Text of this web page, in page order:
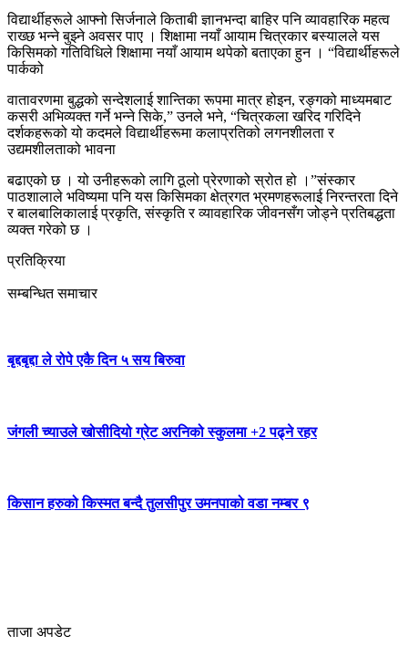
विद्यार्थीहरूले आफ्नो सिर्जनाले किताबी ज्ञानभन्दा बाहिर पनि व्यावहारिक महत्व
राख्छ भन्ने बुझ्ने अवसर पाए । शिक्षामा नयाँ आयाम चित्रकार बस्यालले यस
किसिमको गतिविधिले शिक्षामा नयाँ आयाम थपेको बताएका हुन । “विद्यार्थीहरूले
पार्कको
वातावरणमा बुद्धको सन्देशलाई शान्तिका रूपमा मात्र होइन, रङ्गको माध्यमबाट
कसरी अभिव्यक्त गर्ने भन्ने सिके,” उनले भने, “चित्रकला खरिद गरिदिने
दर्शकहरूको यो कदमले विद्यार्थीहरूमा कलाप्रतिको लगनशीलता र
उद्यमशीलताको भावना
बढाएको छ । यो उनीहरूको लागि ठूलो प्रेरणाको स्रोत हो ।”संस्कार
पाठशालाले भविष्यमा पनि यस किसिमका क्षेत्रगत भ्रमणहरूलाई निरन्तरता दिने
र बालबालिकालाई प्रकृति, संस्कृति र व्यावहारिक जीवनसँग जोड्ने प्रतिबद्धता
व्यक्त गरेको छ ।
प्रतिक्रिया
सम्बन्धित समाचार
बृद्दबृद्दा ले रोपे एकै दिन ५ सय बिरुवा
जंगली च्याउले खोसीदियो ग्रेट अरनिको स्कुलमा +2 पढ्ने रहर
किसान हरुको किस्मत बन्दै तुलसीपुर उमनपाको वडा नम्बर ९
ताजा अपडेट